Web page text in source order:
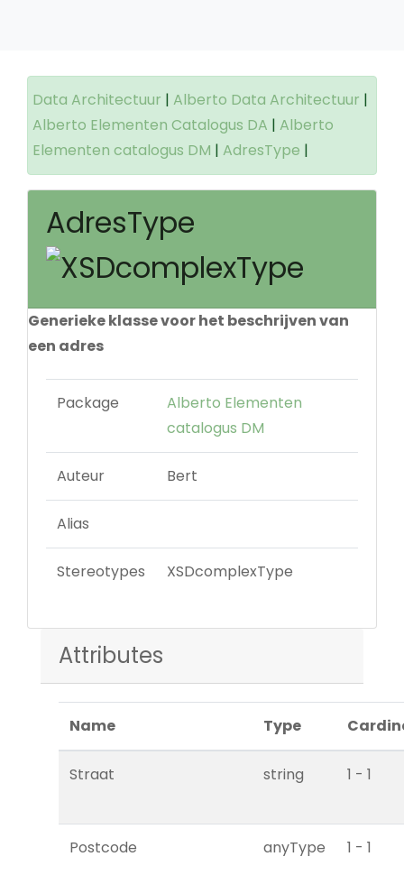
Data Architectuur | Alberto Data Architectuur |
Alberto Elementen Catalogus DA | Alberto
Elementen catalogus DM | AdresType |
AdresType
Generieke klasse voor het beschrijven van
een adres
Package
Alberto Elementen
catalogus DM
Auteur Bert
Alias
Stereotypes XSDcomplexType
Attributes
Name Type
Straat string 1 - 1
Postcode anyType 1 - 1